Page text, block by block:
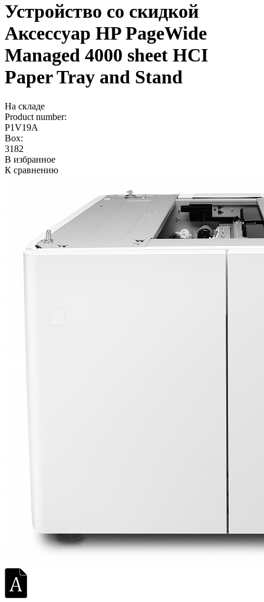
Устройство со скидкой
Аксессуар HP PageWide
Managed 4000 sheet HCI
Paper Tray and Stand
На складе
Product number:
P1V19A
Box:
3182
В избранное
К сравнению